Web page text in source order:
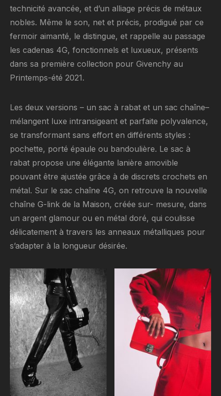
technicité avancée, et d’un alliage précis de métaux
nobles. Même le son, net et précis, prodigué par ce
fermoir aimanté, le distingue, et rappelle au passage
les cadenas 4G, fonctionnels et luxueux, présents
dans sa première collection pour Givenchy au
Printemps-été 2021.
Les deux versions – un sac à rabat et un sac chaîne–
mélangent luxe intransigeant et parfaite polyvalence,
se transformant sans effort en différents styles :
pochette, porté épaule ou bandoulière. Le sac à
rabat propose une élégante lanière amovible
pouvant être ajustée grâce à de discrets crochets en
métal. Sur le sac chaîne 4G, on retrouve la nouvelle
chaîne G-link de la Maison, créée sur- mesure, dans
un argent glamour ou en métal doré, qui coulisse
délicatement à travers les anneaux métalliques pour
s’adapter à la longueur désirée.